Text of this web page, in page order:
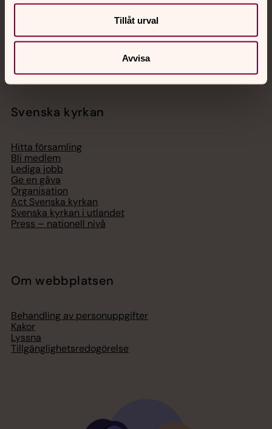
Tillåt urval
Avvisa
Digitalt brev
Svenska kyrkan
Hitta församling
Bli medlem
Lediga jobb
Ge en gåva
Organisation
Act Svenska kyrkan
Svenska kyrkan i utlandet
Press – nationell nivå
Om webbplatsen
Behandling av personuppgifter
Kakor
Lyssna
Tillgänglighetsredogörelse